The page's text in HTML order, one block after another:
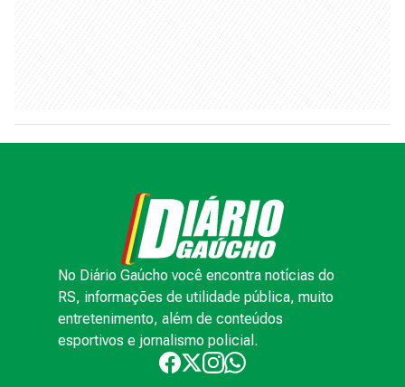
No Diário Gaúcho você encontra notícias do
RS, informações de utilidade pública, muito
entretenimento, além de conteúdos
esportivos e jornalismo policial.